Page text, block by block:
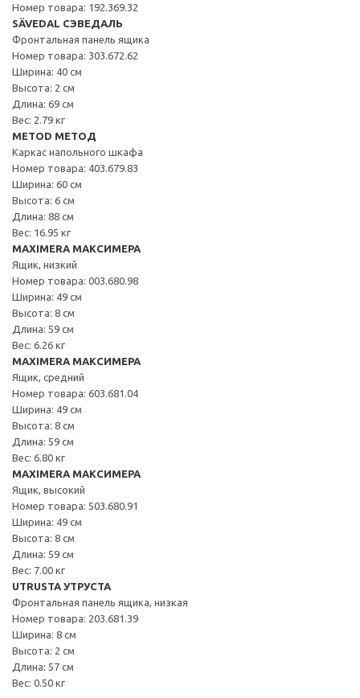
Номер товара: 192.369.32
SÄVEDAL СЭВЕДАЛЬ
Фронтальная панель ящика
Номер товара: 303.672.62
Ширина: 40 см
Высота: 2 см
Длина: 69 см
Вес: 2.79 кг
METOD МЕТОД
Каркас напольного шкафа
Номер товара: 403.679.83
Ширина: 60 см
Высота: 6 см
Длина: 88 см
Вес: 16.95 кг
MAXIMERA МАКСИМЕРА
Ящик, низкий
Номер товара: 003.680.98
Ширина: 49 см
Высота: 8 см
Длина: 59 см
Вес: 6.26 кг
MAXIMERA МАКСИМЕРА
Ящик, средний
Номер товара: 603.681.04
Ширина: 49 см
Высота: 8 см
Длина: 59 см
Вес: 6.80 кг
MAXIMERA МАКСИМЕРА
Ящик, высокий
Номер товара: 503.680.91
Ширина: 49 см
Высота: 8 см
Длина: 59 см
Вес: 7.00 кг
UTRUSTA УТРУСТА
Фронтальная панель ящика, низкая
Номер товара: 203.681.39
Ширина: 8 см
Высота: 2 см
Длина: 57 см
Вес: 0.50 кг